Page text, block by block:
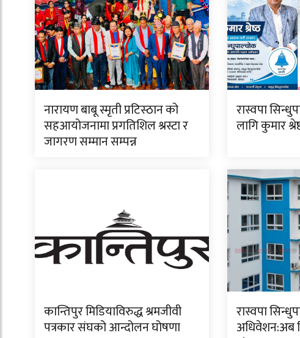
नारायण बाबू स्मृती प्रटिस्ठान को
सहआयोजनामा प्रगतिशिल श्रस्टा र
जागरण सम्मान सम्पन्न
रास्वपा
लागि कुमार
कान्तिपुर मिडियाविरुद्ध श्रमजीवी
पत्रकार संघको आन्दोलन घोषणा
रास्वपा
अधिवेशन:अब